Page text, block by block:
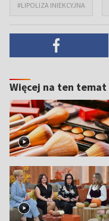
#LIPOLIZA INIEKCYJNA
Więcej na ten temat